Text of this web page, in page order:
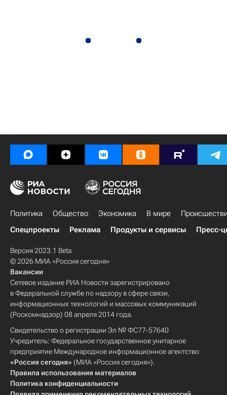
Политика Общество Экономика В мире
Спецпроекты
Реклама Продукты и сервисы Пресс-
Версия 2023.1 Beta
© 2026 МИА «Россия сегодня»
Вакансии
Сетевое издание РИА Новости зарегистрировано
в Федеральной службе по надзору в сфере связи,
информационных технологий и массовых коммуникаций
(Роскомнадзор) 08 апреля 2014 года.
Свидетельство о регистрации Эл № ФС77-57640
Учредитель: Федеральное государственное унитарное
предприятие Международное информационное агентство
«Россия сегодня» (МИА «Россия сегодня»).
Правила использования материалов
Политика конфиденциальности